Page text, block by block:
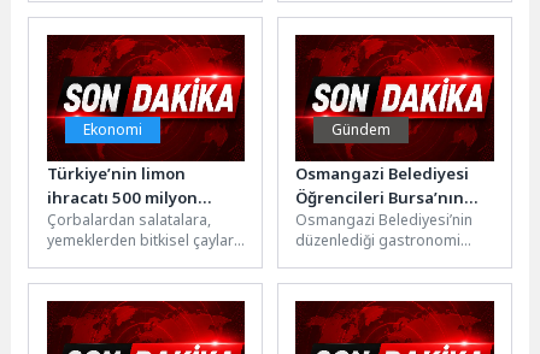
yıldönümünde Maltepe
Belediyesi’nin düzenlediği
“Sabahattin Ali Günleri”...
Türkiye Atletizm
Şampiyonası’nda elde ettiği
derecelerle önemli...
Ekonomi
Türkiye’nin limon
ihracatı 500 milyon
dolara koşuyor
Çorbalardan salatalara,
yemeklerden bitkisel çaylara
Türkiye’nin ihracatında da
öne çıkan ürünlerden biri...
Gündem
Osmangazi Belediyesi
Öğrencileri Bursa’nın
Lezzetleriyle Buluşturdu
Osmangazi Belediyesi’nin
düzenlediği gastronomi
öğrencileri, Bursa’nın coğrafi
işaretli lezzetlerini
deneyimlerken, Hanlar
Bölgesi’nin...